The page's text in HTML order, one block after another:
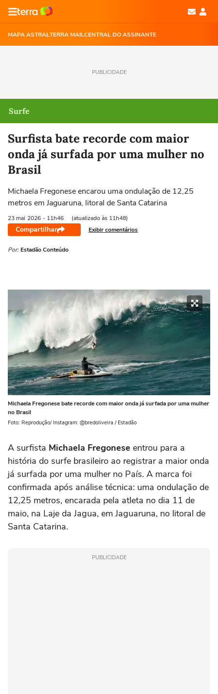
MAPA ASTRALTERRA MAILCENTRAL DO ASSINANTE
PUBLICIDADE
Surfe
Surfista bate recorde com maior
onda já surfada por uma mulher no
Brasil
Michaela Fregonese encarou uma ondulação de 12,25
metros em Jaguaruna, litoral de Santa Catarina
23 mai 2026 - 11h46 (atualizado às 11h48)
Compartilhar Exibir comentários
Por: Estadão Conteúdo
Michaela Fregonese bate recorde com maior onda já surfada por uma mulher
no Brasil
Foto: Reprodução/ Instagram: @bredoliveira / Estadão
A surfista Michaela Fregonese entrou para a
história do surfe brasileiro ao registrar a maior onda
já surfada por uma mulher no País. A marca foi
confirmada após análise técnica: uma ondulação de
12,25 metros, encarada pela atleta no dia 11 de
maio, na Laje da Jagua, em Jaguaruna, no litoral de
Santa Catarina.
PUBLICIDADE